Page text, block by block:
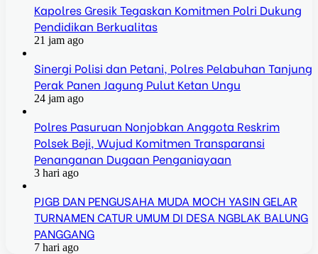
Kapolres Gresik Tegaskan Komitmen Polri Dukung
Pendidikan Berkualitas
21 jam ago
Sinergi Polisi dan Petani, Polres Pelabuhan Tanjung
Perak Panen Jagung Pulut Ketan Ungu
24 jam ago
Polres Pasuruan Nonjobkan Anggota Reskrim
Polsek Beji, Wujud Komitmen Transparansi
Penanganan Dugaan Penganiayaan
3 hari ago
PJGB DAN PENGUSAHA MUDA MOCH YASIN GELAR
TURNAMEN CATUR UMUM DI DESA NGBLAK BALUNG
PANGGANG
7 hari ago